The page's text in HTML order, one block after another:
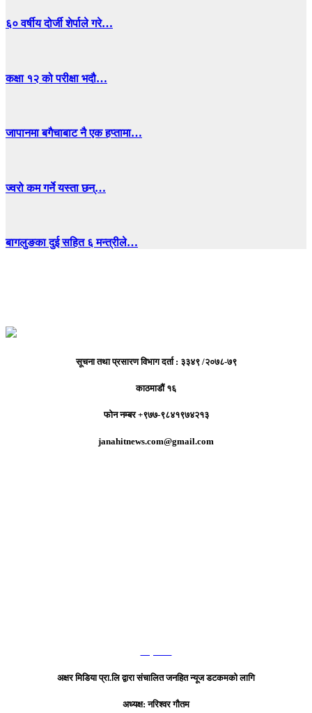
६० वर्षीय दोर्जी शेर्पाले गरे…
कक्षा १२ को परीक्षा भदौ…
जापानमा बगैचाबाट नै एक हप्तामा…
ज्वरो कम गर्ने यस्ता छन्…
बागलुङका दुई सहित ६ मन्त्रीले…
सूचना तथा प्रसारण विभाग दर्ता : ३३४९ /२०७८-७९
काठमाडौं १६
फोन नम्बर +९७७-९८४१९७४२१३
janahitnews.com@gmail.com
अक्षर मिडिया प्रा.लि द्वारा संचालित जनहित न्यूज डटकमको लागि
अध्यक्ष: नरिश्वर गौतम